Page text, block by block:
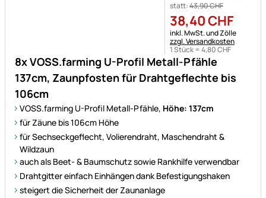
8x VOSS.farming U-Profil Metall-Pfähle
137cm, Zaunpfosten für Drahtgeflechte bis
106cm
VOSS.farming U-Profil Metall-Pfähle, Höhe: 137cm
für Zäune bis 106cm Höhe
für Sechseckgeflecht, Volierendraht, Maschendraht &
Wildzaun
auch als Beet- & Baumschutz sowie Rankhilfe verwendbar
Drahtgitter einfach Einhängen dank Befestigungshaken
steigert die Sicherheit der Zaunanlage
statt:43,90CHF
38,40CHF
Steuerhinweis:
inkl. MwSt. und Zölle
zzgl. Versandkosten
1 Stück =4,80CHF